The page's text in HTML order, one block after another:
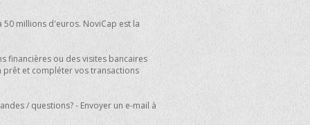
millions d'euros. NoviCap est la
financières ou des visites bancaires
prêt et compléter vos transactions
/ questions? - Envoyer un e-mail à